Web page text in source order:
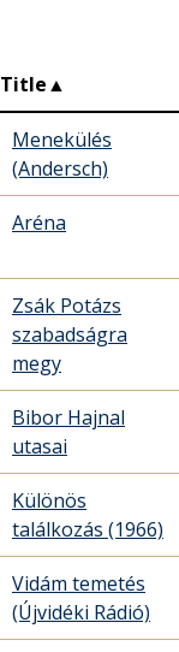
Title▲
Menekülés
(Andersch)
Aréna
Zsák Potázs
szabadságra
megy
Bibor Hajnal
utasai
Különös
találkozás (1966)
Vidám temetés
(Újvidéki Rádió)